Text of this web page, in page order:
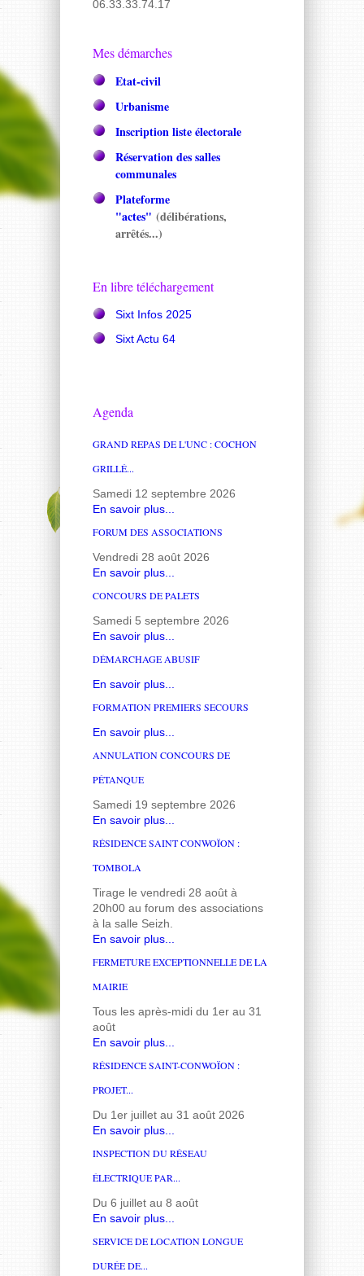
06.33.33.74.17
Mes démarches
Etat-civil
Urbanisme
Inscription liste électorale
Réservation des salles
communales
Plateforme
"actes" (délibérations,
arrêtés...)
En libre téléchargement
Sixt Infos 2025
Sixt Actu 64
Agenda
GRAND REPAS DE L'UNC : COCHON
GRILLÉ...
Samedi 12 septembre 2026
En savoir plus...
FORUM DES ASSOCIATIONS
Vendredi 28 août 2026
En savoir plus...
CONCOURS DE PALETS
Samedi 5 septembre 2026
En savoir plus...
DÉMARCHAGE ABUSIF
En savoir plus...
FORMATION PREMIERS SECOURS
En savoir plus...
ANNULATION CONCOURS DE
PÉTANQUE
Samedi 19 septembre 2026
En savoir plus...
RÉSIDENCE SAINT CONWOÏON :
TOMBOLA
Tirage le vendredi 28 août à
20h00 au forum des associations
à la salle Seizh.
En savoir plus...
FERMETURE EXCEPTIONNELLE DE LA
MAIRIE
Tous les après-midi du 1er au 31
août
En savoir plus...
RÉSIDENCE SAINT-CONWOÏON :
PROJET...
Du 1er juillet au 31 août 2026
En savoir plus...
INSPECTION DU RÉSEAU
ÉLECTRIQUE PAR...
Du 6 juillet au 8 août
En savoir plus...
SERVICE DE LOCATION LONGUE
DURÉE DE...